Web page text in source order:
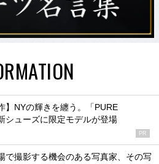
】NYの輝きを纏う。「PURE
シューズに限定モデルが登場
PR
で撮影する機会のある写真家、その写